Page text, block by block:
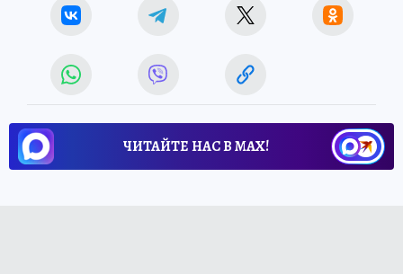
ЧИТАЙТЕ НАС В МАХ!